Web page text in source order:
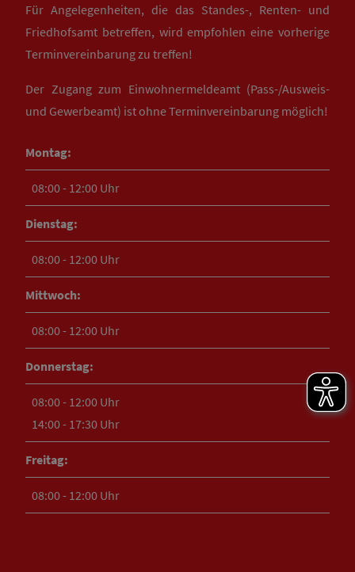
Für Angelegenheiten, die das Standes-, Renten- und
Friedhofsamt betreffen, wird empfohlen eine vorherige
Terminvereinbarung zu treffen!
Der Zugang zum Einwohnermeldeamt (Pass-/Ausweis-
und Gewerbeamt) ist ohne Terminvereinbarung möglich!
Montag:
08:00 - 12:00 Uhr
Dienstag:
08:00 - 12:00 Uhr
Mittwoch:
08:00 - 12:00 Uhr
Donnerstag:
08:00 - 12:00 Uhr
14:00 - 17:30 Uhr
Freitag:
08:00 - 12:00 Uhr